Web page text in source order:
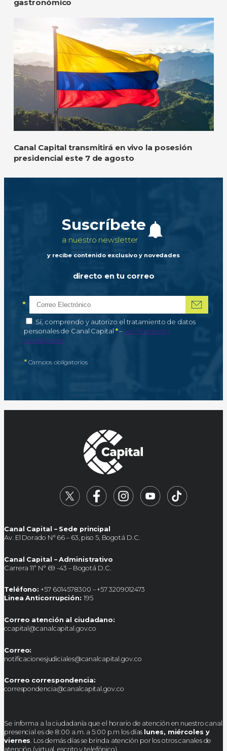
gastronómico
Canal Capital transmitirá en vivo la posesión
presidencial este 7 de agosto
Suscríbete
a nuestro newsletter
y recibe contenido exclusivo y novedades
directo en tu correo
Correo electrónico
*Campo obligatorio
Autorización de tratamiento de datos personales
Sí, comprendo y autorizo el tratamiento de datos
personales de Canal Capital *–Campo obligatorio
Ver Términos y
condiciones
*Campos obligatorios
Canal Capital – Sede principal
Av. El Dorado N° 66 – 63, piso 5, Bogotá D.C.
Canal Capital – Administrativo
Carrera 11ª N° 69 -43 – Bogotá D.C.
Teléfono: +57 6014578300 – +57 3209012473
Linea Anticorrupción: 195
Correo atención al ciudadano:
ccapital@canalcapital.gov.co
Correo:
notificacionesjudiciales@canalcapital.gov.co
Correo correspondencia:
correspondencia@canalcapital.gov.co
Se informa a la ciudadanía que el horario de atención en nuestro canal
presencial es de 8:00 a.m. a 5:00 p.m los días lunes, miércoles y
viernes. Los demás días se brinda atención por los otros canales de
atención (virtual, escrito y telefónico).